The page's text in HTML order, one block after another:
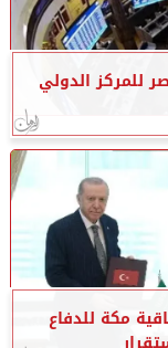
للمركز الدولي
مكة للدفاع